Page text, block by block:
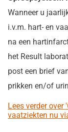
Wanneer u
i.v.m. hart- en
na een
het Result
post een brief
prikken en/of
Lees verderover
vaatziekten nu